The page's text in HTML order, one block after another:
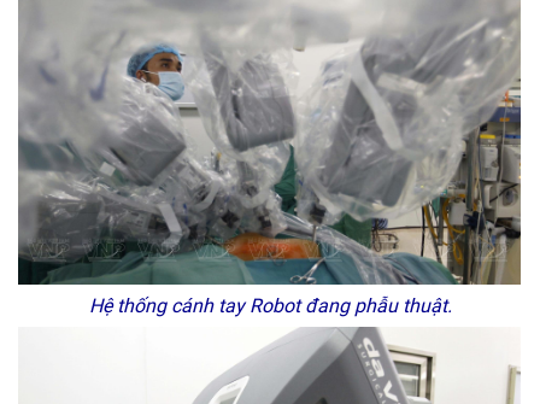
Hệ thống cánh tay Robot đang phẫu thuật.